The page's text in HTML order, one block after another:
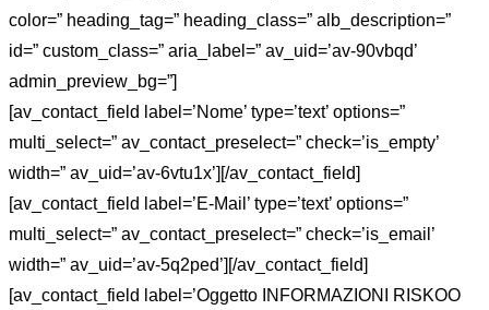
color=” heading_tag=” heading_class=” alb_description=”
id=” custom_class=” aria_label=” av_uid=’av-90vbqd’
admin_preview_bg=”]
[av_contact_field label=’Nome’ type=’text’ options=”
multi_select=” av_contact_preselect=” check=’is_empty’
width=” av_uid=’av-6vtu1x’][/av_contact_field]
[av_contact_field label=’E-Mail’ type=’text’ options=”
multi_select=” av_contact_preselect=” check=’is_email’
width=” av_uid=’av-5q2ped’][/av_contact_field]
[av_contact_field label=’Oggetto INFORMAZIONI RISKOO